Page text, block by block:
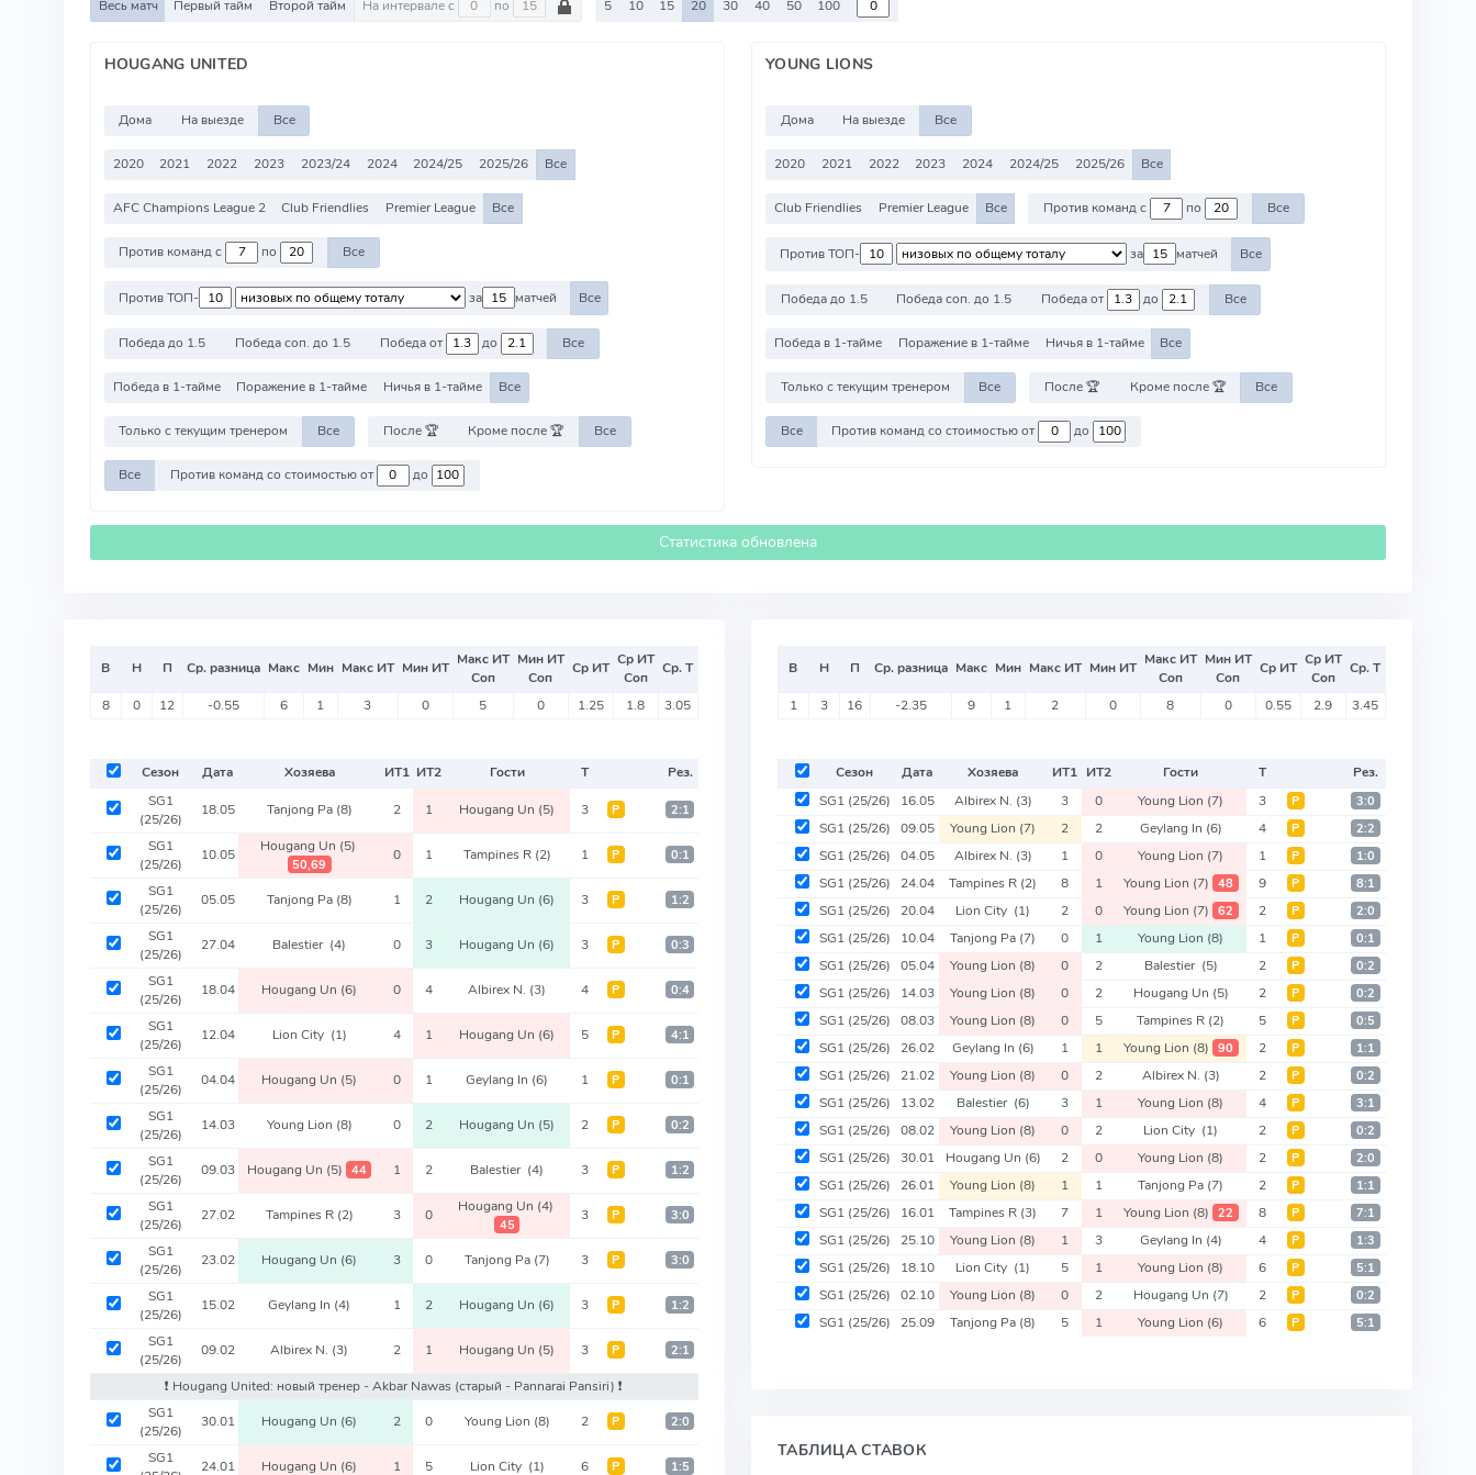
Весь матч Первый тайм Второй тайм На интервале с по 5 10 15 20 30 40 50 100
HOUGANG UNITED
Дома На выезде Все
2020 2021 2022 2023 2023/24 2024 2024/25 2025/26 Все
AFC Champions League 2 Club Friendlies Premier League Все
Против команд с по Все
Против ТОП- за матчей Все
Победа до 1.5 Победа соп. до 1.5 Победа от до Все
Победа в 1-тайме Поражение в 1-тайме Ничья в 1-тайме Все
Только с текущим тренером Все После 🏆 Кроме после 🏆 Все
Все Против команд со стоимостью от до
YOUNG LIONS
Дома На выезде Все
2020 2021 2022 2023 2024 2024/25 2025/26 Все
Club Friendlies Premier League Все Против команд с по Все
Против ТОП- за матчей Все
Победа до 1.5 Победа соп. до 1.5 Победа от до Все
Победа в 1-тайме Поражение в 1-тайме Ничья в 1-тайме Все
Только с текущим тренером Все После 🏆 Кроме после 🏆 Все
Все Против команд со стоимостью от до
Статистика обновлена
В Н П Ср. разница Макс Мин Макс ИТ Мин ИТ Макс ИТ
Соп
Мин ИТ
Соп
Ср ИТ Ср ИТ
Соп
Ср. Т
8 0 12 -0.55 6 1 3 0 5 0 1.25 1.8 3.05
Сезон Дата Хозяева ИТ1 ИТ2 Гости Т
Рез.
SG1
(25/26)
18.05 Tanjong Pa (8) 2 1 Hougang Un (5) 3 Р 2:1
SG1
(25/26)
10.05 Hougang Un (5)
50,69
0 1 Tampines R (2) 1 Р 0:1
SG1
(25/26)
05.05 Tanjong Pa (8) 1 2 Hougang Un (6) 3 Р 1:2
SG1
(25/26)
27.04 Balestier (4) 0 3 Hougang Un (6) 3 Р 0:3
SG1
(25/26)
18.04 Hougang Un (6) 0 4 Albirex N. (3) 4 Р 0:4
SG1
(25/26)
12.04 Lion City (1) 4 1 Hougang Un (6) 5 Р 4:1
SG1
(25/26)
04.04 Hougang Un (5) 0 1 Geylang In (6) 1 Р 0:1
SG1
(25/26)
14.03 Young Lion (8) 0 2 Hougang Un (5) 2 Р 0:2
SG1
(25/26)
09.03 Hougang Un (5) 44 1 2 Balestier (4) 3 Р 1:2
SG1
(25/26)
27.02 Tampines R (2) 3 0 Hougang Un (4)
45
3 Р 3:0
SG1
(25/26)
23.02 Hougang Un (6) 3 0 Tanjong Pa (7) 3 Р 3:0
SG1
(25/26)
15.02 Geylang In (4) 1 2 Hougang Un (6) 3 Р 1:2
SG1
(25/26)
09.02 Albirex N. (3) 2 1 Hougang Un (5) 3 Р 2:1
❗️ Hougang United: новый тренер - Akbar Nawas (старый - Pannarai Pansiri) ❗️
SG1
(25/26)
30.01 Hougang Un (6) 2 0 Young Lion (8) 2 Р 2:0
SG1
24.01 Hougang Un (6) 1 5 Lion City (1) 6 Р 1:5
В Н П Ср. разница Макс Мин Макс ИТ Мин ИТ Макс ИТ
Соп
Мин ИТ
Соп
Ср ИТ Ср ИТ
Соп
Ср. Т
1 3 16 -2.35 9 1 2 0 8 0 0.55 2.9 3.45
Сезон Дата Хозяева ИТ1 ИТ2 Гости Т
Рез.
SG1 (25/26) 16.05 Albirex N. (3) 3 0 Young Lion (7) 3 Р 3:0
SG1 (25/26) 09.05 Young Lion (7) 2 2 Geylang In (6) 4 Р 2:2
SG1 (25/26) 04.05 Albirex N. (3) 1 0 Young Lion (7) 1 Р 1:0
SG1 (25/26) 24.04 Tampines R (2) 8 1 Young Lion (7) 48 9 Р 8:1
SG1 (25/26) 20.04 Lion City (1) 2 0 Young Lion (7) 62 2 Р 2:0
SG1 (25/26) 10.04 Tanjong Pa (7) 0 1 Young Lion (8) 1 Р 0:1
SG1 (25/26) 05.04 Young Lion (8) 0 2 Balestier (5) 2 Р 0:2
SG1 (25/26) 14.03 Young Lion (8) 0 2 Hougang Un (5) 2 Р 0:2
SG1 (25/26) 08.03 Young Lion (8) 0 5 Tampines R (2) 5 Р 0:5
SG1 (25/26) 26.02 Geylang In (6) 1 1 Young Lion (8) 90 2 Р 1:1
SG1 (25/26) 21.02 Young Lion (8) 0 2 Albirex N. (3) 2 Р 0:2
SG1 (25/26) 13.02 Balestier (6) 3 1 Young Lion (8) 4 Р 3:1
SG1 (25/26) 08.02 Young Lion (8) 0 2 Lion City (1) 2 Р 0:2
SG1 (25/26) 30.01 Hougang Un (6) 2 0 Young Lion (8) 2 Р 2:0
SG1 (25/26) 26.01 Young Lion (8) 1 1 Tanjong Pa (7) 2 Р 1:1
SG1 (25/26) 16.01 Tampines R (3) 7 1 Young Lion (8) 22 8 Р 7:1
SG1 (25/26) 25.10 Young Lion (8) 1 3 Geylang In (4) 4 Р 1:3
SG1 (25/26) 18.10 Lion City (1) 5 1 Young Lion (8) 6 Р 5:1
SG1 (25/26) 02.10 Young Lion (8) 0 2 Hougang Un (7) 2 Р 0:2
SG1 (25/26) 25.09 Tanjong Pa (8) 5 1 Young Lion (6) 6 Р 5:1
ТАБЛИЦА СТАВОК